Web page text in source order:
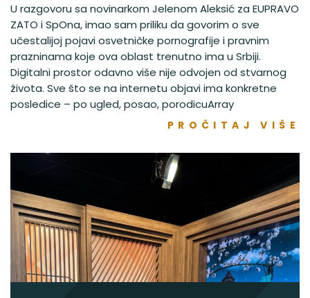
U razgovoru sa novinarkom Jelenom Aleksić za EUPRAVO
ZATO i SpOna, imao sam priliku da govorim o sve
učestalijoj pojavi osvetničke pornografije i pravnim
prazninama koje ova oblast trenutno ima u Srbiji.
Digitalni prostor odavno više nije odvojen od stvarnog
života. Sve što se na internetu objavi ima konkretne
posledice – po ugled, posao, porodicuArray
PROČITAJ VIŠE